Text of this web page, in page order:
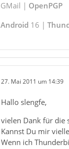
GMail | OpenPGP
Android 16 |
27. Mai 2011 um 14:39
Hallo slengfe,
vielen Dank für die
Kannst Du mir
Wenn ich